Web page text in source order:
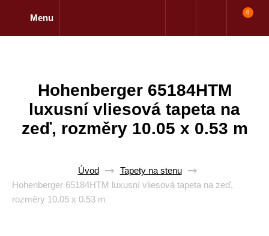
Menu
0
Hohenberger 65184HTM
luxusní vliesová tapeta na
zeď, rozměry 10.05 x 0.53 m
Úvod
Tapety na stenu
Hohenberger 65184HTM luxusní vliesová tapeta na zeď,
rozměry 10.05 x 0.53 m